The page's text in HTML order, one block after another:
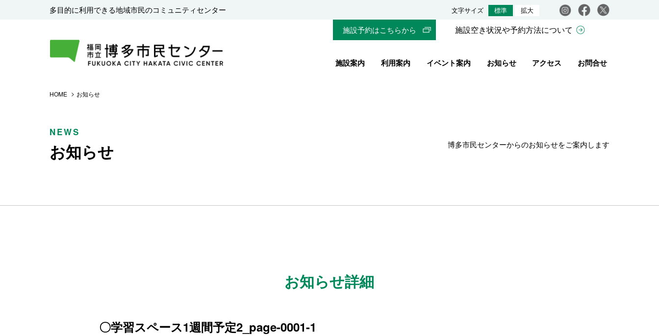
多目的に利用できる地域市民のコミュニティセンター 文字サイズ 標準 拡大 Instagramfacebook
施設予約はこちらから
施設空き状況や予約方法について
施設案内 利用案内 イベント案内 お知らせ アクセス お問合せ
HOME お知らせ
NEWS
お知らせ 博多市民センターからのお知らせをご案内します
お知らせ詳細
〇学習スペース1週間予定2_page-0001-1